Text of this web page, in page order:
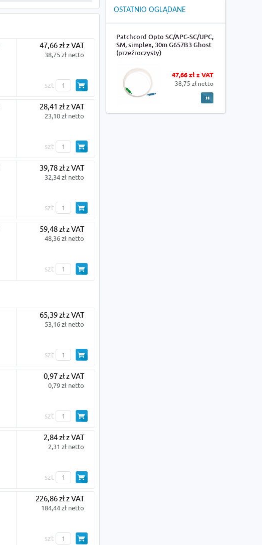
47,66 zł z VAT
38,75 zł netto
szt
28,41 zł z VAT
23,10 zł netto
szt
39,78 zł z VAT
32,34 zł netto
szt
59,48 zł z VAT
48,36 zł netto
szt
65,39 zł z VAT
53,16 zł netto
szt
0,97 zł z VAT
0,79 zł netto
szt
2,84 zł z VAT
2,31 zł netto
szt
226,86 zł z VAT
184,44 zł netto
szt
OSTATNIO OGLĄDANE
Patchcord Opto SC/APC-SC/UPC,
SM, simplex, 30m G657B3 Ghost
(przeźroczysty)
47,66 zł z VAT
38,75 zł netto